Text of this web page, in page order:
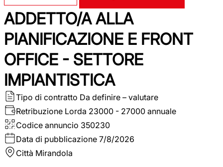
ADDETTO/A ALLA
PIANIFICAZIONE E FRONT
OFFICE - SETTORE
IMPIANTISTICA
Tipo di contratto Da definire – valutare
Retribuzione Lorda 23000 - 27000 annuale
Codice annuncio 350230
Data di pubblicazione 7/8/2026
Città Mirandola